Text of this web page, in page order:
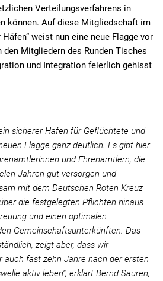
Verteilungsverfahrens in
können. Auf diese Mitgliedschaft im
weist nun eine neue Flagge vor
den Mitgliedern des Runden Tisches
und Integration feierlich gehisst
sicherer Hafen für Geflüchtete und
Flagge ganz deutlich. Es gibt hier
und Ehrenamtlern, die
Jahren gut versorgen und
mit dem Deutschen Roten Kreuz
die festgelegten Pflichten hinaus
und einen optimalen
Gemeinschaftsunterkünften. Das
zeigt aber, dass wir
auch fast zehn Jahre nach der ersten
aktiv leben“, erklärt Bernd Sauren,